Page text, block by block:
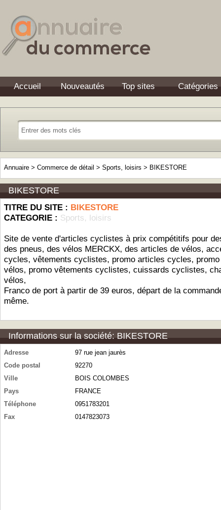
Accueil Nouveautés Top sites Catégories
Annuaire > Commerce de détail > Sports, loisirs > BIKESTORE
BIKESTORE
TITRE DU SITE : BIKESTORE
CATEGORIE : Sports, loisirs
Site de vente d'articles cyclistes à prix compétitifs pour
des pneus, des vélos MERCKX, des articles de vélos,
cycles, vêtements cyclistes, promo articles cycles, promo
vélos, promo vêtements cyclistes, cuissards cyclistes,
vélos,
Franco de port à partir de 39 euros, départ de la
même.
Informations sur la société: BIKESTORE
Adresse
97 rue jean jaurès
Code postal
92270
Ville
BOIS COLOMBES
Pays
FRANCE
Téléphone
0951783201
Fax
0147823073